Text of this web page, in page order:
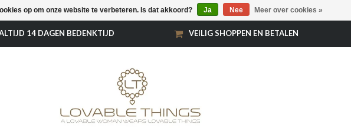
14 DAGEN BEDENKTIJD VEILIG SHOPPEN EN BETALEN
op om onze website te verbeteren. Is dat akkoord? Ja Nee Meer over cookies »